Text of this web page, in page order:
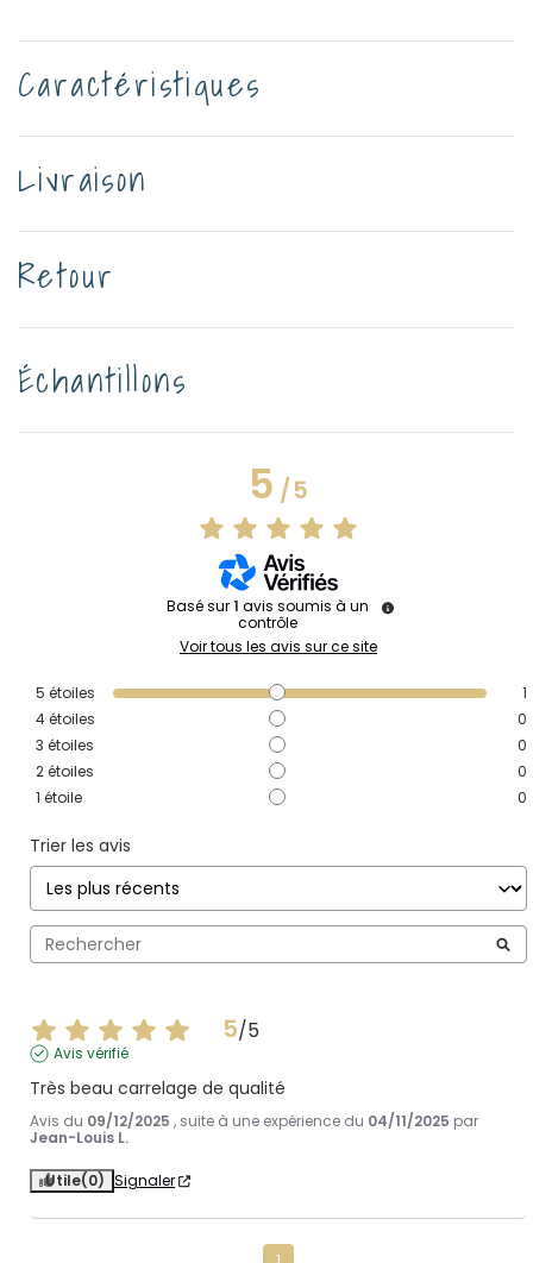
Caractéristiques
Livraison
Retour
Échantillons
5/5
Basé sur1 avis soumis à un
contrôle
Voir tous les avis sur ce site
5 étoiles
1
4étoiles
0
3 étoiles
0
2étoiles
0
1 étoile 0
Trier les avis
5/5
Avis vérifié
Très beau carrelage de qualité
Avis du 09/12/2025 , suite à une expérience du 04/11/2025 par
Jean-Louis L.
Utile(0) Signaler